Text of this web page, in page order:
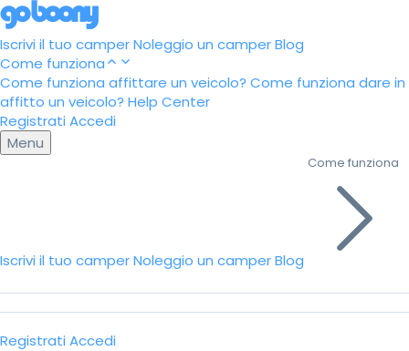
Iscrivi il tuo camperNoleggio un camperBlog
Come funziona
Come funziona affittare un veicolo? Come funziona dare in
affitto un veicolo? Help Center
Registrati Accedi
Menu
Iscrivi il tuo camperNoleggio un camperBlog
Come funziona
Registrati Accedi